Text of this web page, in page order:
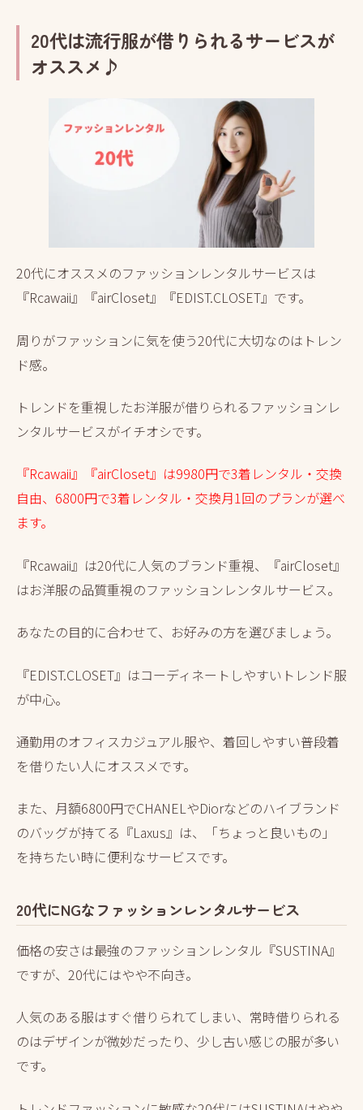
20代は流行服が借りられるサービスが
オススメ♪
20代にオススメのファッションレンタルサービスは
『Rcawaii』『airCloset』『EDIST.CLOSET』です。
周りがファッションに気を使う20代に大切なのはトレン
ド感。
トレンドを重視したお洋服が借りられるファッションレ
ンタルサービスがイチオシです。
『Rcawaii』『airCloset』は9980円で3着レンタル・交換
自由、6800円で3着レンタル・交換月1回のプランが選べ
ます。
『Rcawaii』は20代に人気のブランド重視、『airCloset』
はお洋服の品質重視のファッションレンタルサービス。
あなたの目的に合わせて、お好みの方を選びましょう。
『EDIST.CLOSET』はコーディネートしやすいトレンド服
が中心。
通勤用のオフィスカジュアル服や、着回しやすい普段着
を借りたい人にオススメです。
また、月額6800円でCHANELやDiorなどのハイブランド
のバッグが持てる『Laxus』は、「ちょっと良いもの」
を持ちたい時に便利なサービスです。
20代にNGなファッションレンタルサービス
価格の安さは最強のファッションレンタル『SUSTINA』
ですが、20代にはやや不向き。
人気のある服はすぐ借りられてしまい、常時借りられる
のはデザインが微妙だったり、少し古い感じの服が多い
です。